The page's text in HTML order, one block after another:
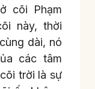
cõi Phạm
này, thời
dài, nó
các tâm
trời là sự